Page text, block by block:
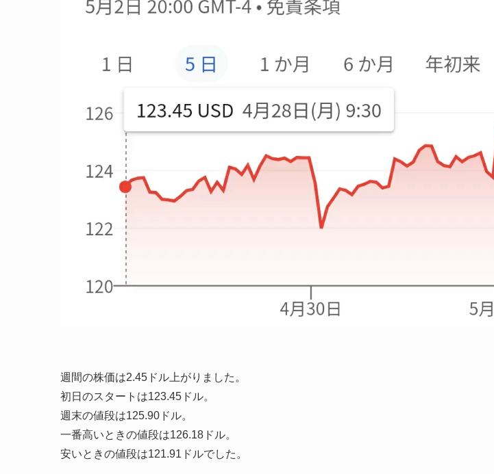
週間の株価は2.45ドル上がりました 。
初日のスタートは123.45ドル。
週末の値段は125.90ドル。
一番高いときの値段は126.18ドル。
安いときの値段は121.91ドルでした。